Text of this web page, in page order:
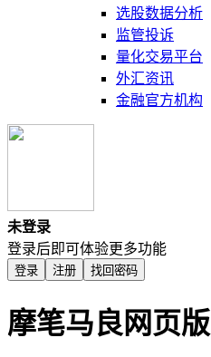
选股数据分析
监管投诉
量化交易平台
外汇资讯
金融官方机构
未登录
登录后即可体验更多功能
登录 注册 找回密码
摩笔马良网页版